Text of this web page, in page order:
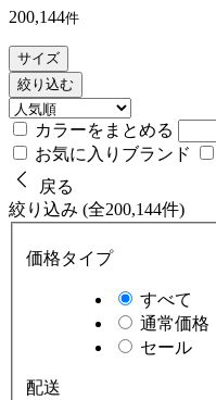
200,144件
サイズ
絞り込む
カラーをまとめる
お気に入りブランド
戻る
絞り込み (全200,144件)
価格タイプ
すべて
通常価格
セール
配送